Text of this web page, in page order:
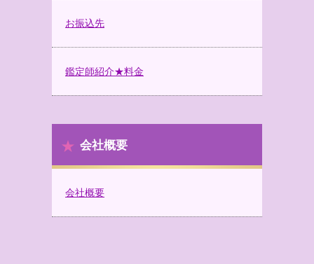
お振込先
鑑定師紹介★料金
会社概要
会社概要